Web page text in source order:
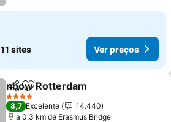
11 sites Ver preços
PartilharAdicionar aos favoritos
nhow Rotterdam
4 Estrelas
8,7 Excelente
14.440
a 0.3 km de Erasmus Bridge